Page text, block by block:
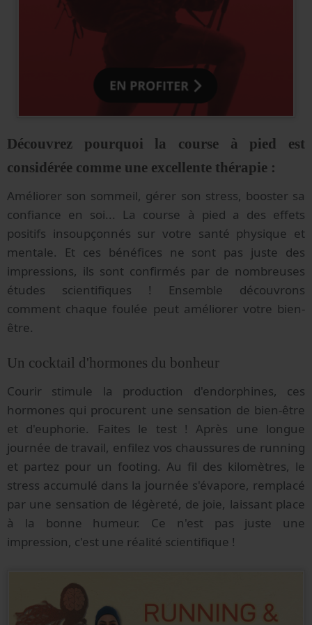
Découvrez pourquoi la course à pied est
considérée comme une excellente thérapie :
Améliorer son sommeil, gérer son stress, booster sa
confiance en soi... La course à pied a des effets
positifs insoupçonnés sur votre santé physique et
mentale. Et ces bénéfices ne sont pas juste des
impressions, ils sont confirmés par de nombreuses
études scientifiques ! Ensemble découvrons
comment chaque foulée peut améliorer votre bien-
être.
Un cocktail d'hormones du bonheur
Courir stimule la production d'endorphines, ces
hormones qui procurent une sensation de bien-être
et d'euphorie. Faites le test ! Après une longue
journée de travail, enfilez vos chaussures de running
et partez pour un footing. Au fil des kilomètres, le
stress accumulé dans la journée s'évapore, remplacé
par une sensation de légèreté, de joie, laissant place
à la bonne humeur. Ce n'est pas juste une
impression, c'est une réalité scientifique !